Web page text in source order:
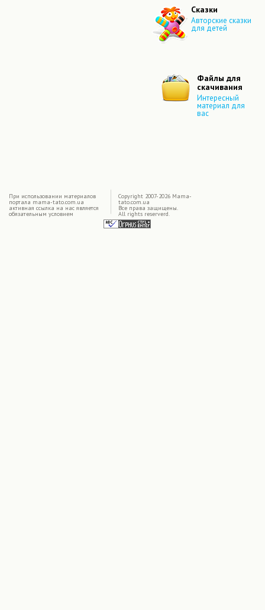
Сказки
Авторские сказки
для детей
Файлы для
скачивания
Интересный
материал для
вас
При использовании материалов
портала mama-tato.com.ua
активная ссылка на нас является
обязательным условием
Copyright 2007-2026 Mama-
tato.com.ua
Все права защищены.
All rights reserverd.